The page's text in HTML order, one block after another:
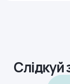
Слідкуй